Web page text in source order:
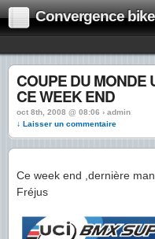
Convergence bike
COUPE DU MONDE
CE WEEK END
oct 8th, 2008 @ 08:06 › admin
↓ Laisser un commentaire
Ce week end ,dernière
Fréjus